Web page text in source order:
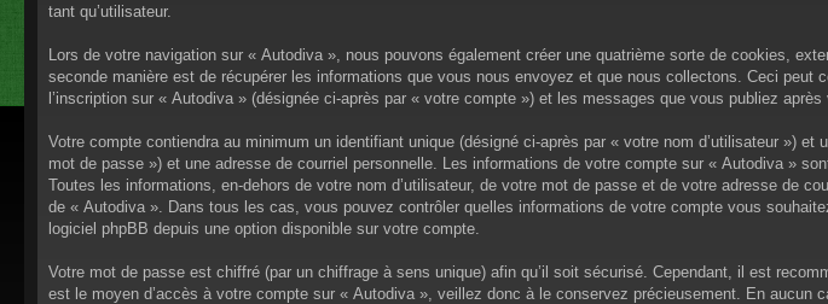
tant qu’utilisateur.
Lors de votre navigation sur « Autodiva », nous pouvons également créer une quatrième sorte de cookies,
seconde manière est de récupérer les informations que vous nous envoyez et que nous collectons. Ceci
l’inscription sur « Autodiva » (désignée ci-après par « votre compte ») et les messages que vous publiez
Votre compte contiendra au minimum un identifiant unique (désigné ci-après par « votre nom d’utilisateur »)
mot de passe ») et une adresse de courriel personnelle. Les informations de votre compte sur « Autodiva »
Toutes les informations, en-dehors de votre nom d’utilisateur, de votre mot de passe et de votre adresse de
de « Autodiva ». Dans tous les cas, vous pouvez contrôler quelles informations de votre compte vous
logiciel phpBB depuis une option disponible sur votre compte.
Votre mot de passe est chiffré (par un chiffrage à sens unique) afin qu’il soit sécurisé. Cependant, il est
est le moyen d’accès à votre compte sur « Autodiva », veillez donc à le conservez précieusement. En